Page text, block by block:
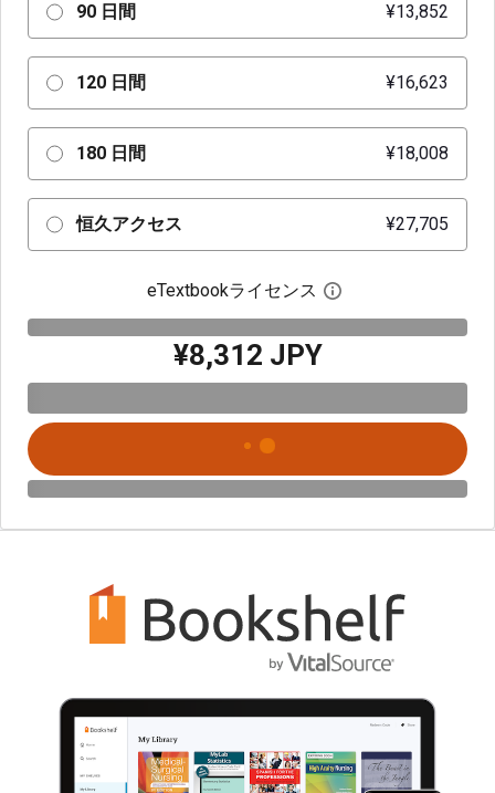
90 日間 ¥13,852
120 日間 ¥16,623
180 日間 ¥18,008
恒久アクセス ¥27,705
eTextbookライセンス デジタルライセン
¥8,312 JPY